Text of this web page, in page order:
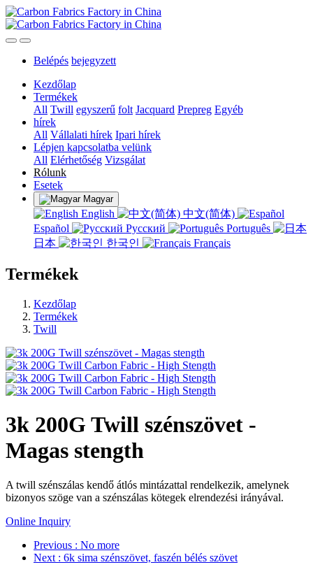
Belépés bejegyzett
Kezdőlap
Termékek
All Twill egyszerű folt Jacquard Prepreg Egyéb
hírek
All Vállalati hírek Ipari hírek
Lépjen kapcsolatba velünk
All Elérhetőség Vizsgálat
Rólunk
Esetek
Magyar
English
中文(简体)
Español
Русский
Português
日本
한국인 Français
Termékek
Kezdőlap
Termékek
Twill
3k 200G Twill szénszövet -
Magas stength
A twill szénszálas kendő átlós mintázattal rendelkezik, amelynek
bizonyos szöge van a szénszálas kötegek elrendezési irányával.
Online Inquiry
Previous : No more
Next : 6k sima szénszövet, faszén bélés szövet